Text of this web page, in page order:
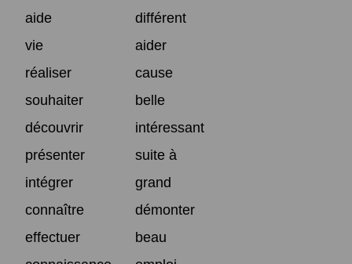
aide
différent
vie
aider
réaliser
cause
souhaiter
belle
découvrir
intéressant
présenter
suite à
intégrer
grand
connaître
démonter
effectuer
beau